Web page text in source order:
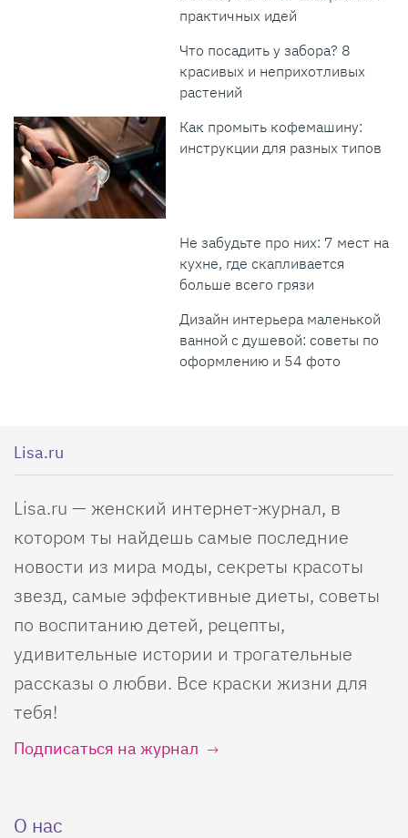
практичных идей
Что посадить у забора? 8
красивых и неприхотливых
растений
Как промыть кофемашину:
инструкции для разных типов
Не забудьте про них: 7 мест на
кухне, где скапливается
больше всего грязи
Дизайн интерьера маленькой
ванной с душевой: советы по
оформлению и 54 фото
Lisa.ru
Lisa.ru — женский интернет-журнал, в
котором ты найдешь самые последние
новости из мира моды, секреты красоты
звезд, самые эффективные диеты, советы
по воспитанию детей, рецепты,
удивительные истории и трогательные
рассказы о любви. Все краски жизни для
тебя!
Подписаться на журнал
О нас